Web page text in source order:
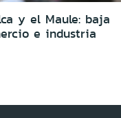
y el Maule: baja
e industria